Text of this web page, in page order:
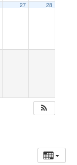
t
27 28